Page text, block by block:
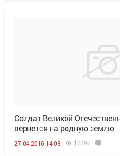
Солдат Великой
вернется на родную землю
27.04.2016 14:03 12297